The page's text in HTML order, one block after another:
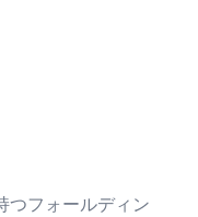
つフォールディン